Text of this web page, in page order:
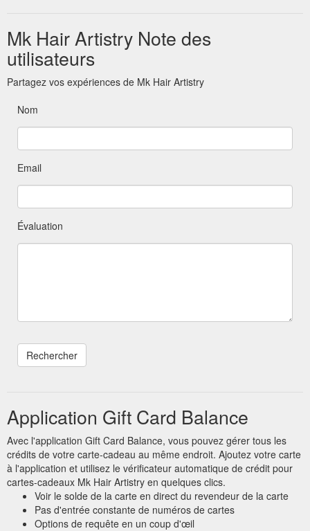
Mk Hair Artistry Note des
utilisateurs
Partagez vos expériences de Mk Hair Artistry
Nom
Email
Évaluation
Application Gift Card Balance
Avec l'application Gift Card Balance, vous pouvez gérer tous les
crédits de votre carte-cadeau au même endroit. Ajoutez votre carte
à l'application et utilisez le vérificateur automatique de crédit pour
cartes-cadeaux Mk Hair Artistry en quelques clics.
Voir le solde de la carte en direct du revendeur de la carte
Pas d'entrée constante de numéros de cartes
Options de requête en un coup d'œil